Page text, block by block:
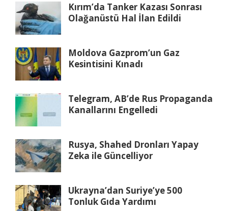
Kırım’da Tanker Kazası Sonrası
Olağanüstü Hal İlan Edildi
Moldova Gazprom’un Gaz
Kesintisini Kınadı
Telegram, AB’de Rus Propaganda
Kanallarını Engelledi
Rusya, Shahed Dronları Yapay
Zeka ile Güncelliyor
Ukrayna’dan Suriye’ye 500
Tonluk Gıda Yardımı